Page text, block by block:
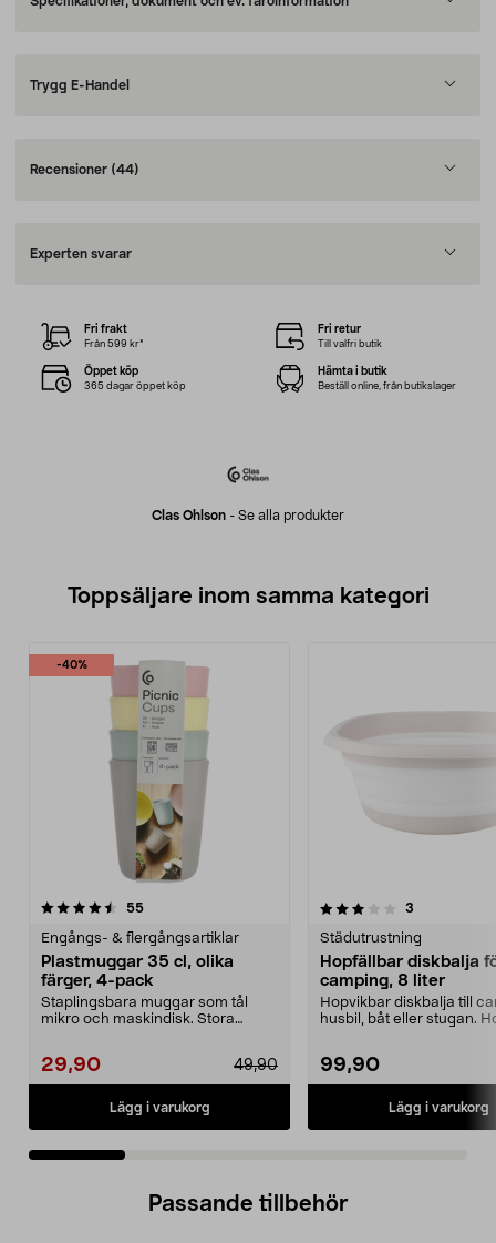
Trygg E-Handel
Recensioner (44)
Experten svarar
Clas Ohlson - Se alla produkter
Fri frakt
Från 599 kr*
Fri retur
Till valfri butik
Öppet köp
365 dagar öppet köp
Hämta i butik
Beställ online, från butikslager
Toppsäljare inom samma kategori
-40%
55recensioner
Engångs- & flergångsartiklar
Plastmuggar 35 cl, olika
färger, 4-pack
Staplingsbara muggar som tål
mikro och maskindisk. Stora
29,90 49,90
Lägg i varukorg
3.5 av 5 stjärnor 3
Städutrustning
Hopfällbar diskbalja
camping, 8 liter
Hopvikbar diskbalja till
husbil, båt eller stugan.
99,90
Lägg i varukorg
4.5 av 5 stjärnor
Passande tillbehör